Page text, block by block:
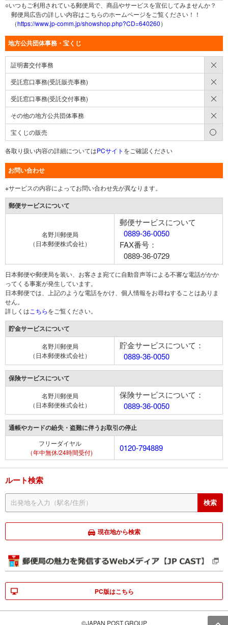
○いつもご利用されている郵便局で、商品やサービスを宣伝してみませんか？
郵便局広告の詳しい内容はこちらのホームページをご覧ください！！
（https://www.jp-comm.jp/showshop.php?CD=640260）
地方公共団体事務・宝くじ
証明書交付事務
受託窓口事務(受託販売事務)
受託窓口事務(受託交付事務)
その他の地方公共団体事務
宝くじの販売
各取り扱い内容の詳細についてはPCサイト をご確認ください
お問い合わせ
※サービスの内容によってお問い合わせ先が異なります。
郵便サービスについて
名野川郵便局
（日本郵便株式会社）
郵便サービスについて
0889-36-0050
FAX番号：
0889-36-0729
日本郵便や郵便局を装い、お客さま宛てに自動音声等による不審な電話がかか
ってくる事案が発生しています。
日本郵便では、上記のような電話をかけ、個人情報をお尋ねすることはありま
せん。
詳しくは こちらをご覧ください。
貯金サービスについて
名野川郵便局
（日本郵便株式会社）
貯金サービスについて：
0889-36-0050
保険サービスについて
名野川郵便局
（日本郵便株式会社）
保険サービスについて：
0889-36-0050
通帳やカードの紛失・盗難に伴うお取引の停止
フリーダイヤル
（年中無休/24時間受付)
0120-794889
ルート検索
現在地から検索
PC版はこちら
©JAPAN POST GROUP